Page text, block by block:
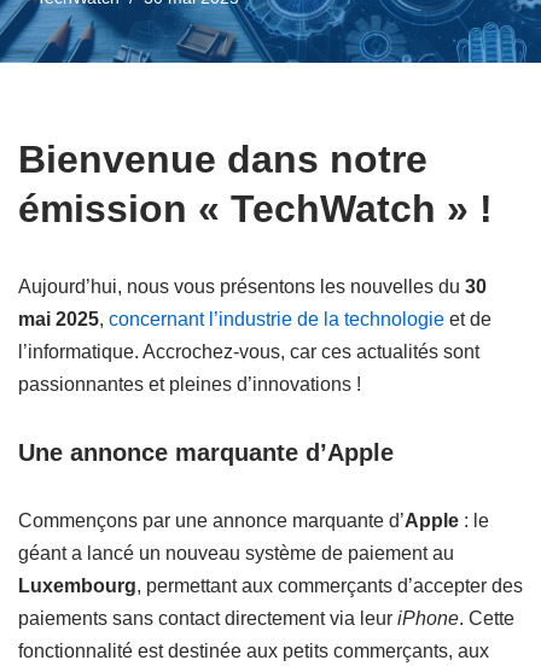
Bienvenue dans notre
émission « TechWatch » !
Aujourd’hui, nous vous présentons les nouvelles du 30
mai 2025, concernant l’industrie de la technologie et de
l’informatique. Accrochez-vous, car ces actualités sont
passionnantes et pleines d’innovations !
Une annonce marquante d’Apple
Commençons par une annonce marquante d’Apple : le
géant a lancé un nouveau système de paiement au
Luxembourg, permettant aux commerçants d’accepter des
paiements sans contact directement via leur iPhone. Cette
fonctionnalité est destinée aux petits commerçants, aux